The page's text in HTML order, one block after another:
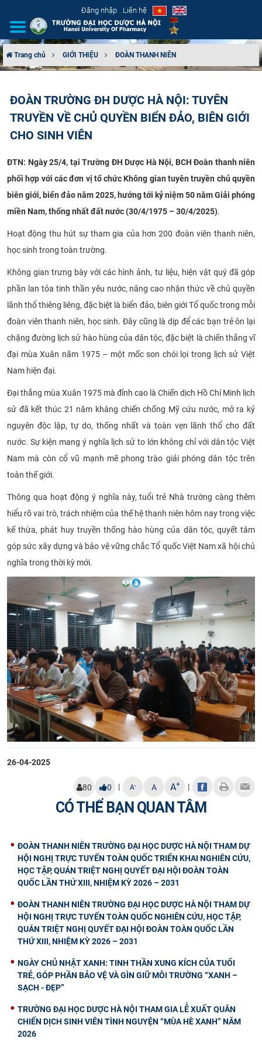
Đăng nhập Liên hệ
CƠ CẤU TỔ CHỨC
TUYỂN SINH
ĐÀO TẠO
ĐẢM BẢO CHẤT LƯỢNG
KHOA HỌC CÔNG NGHỆ
HTQT
CỰU NGƯỜI HỌC
Trang chủ GIỚI THIỆU ĐOÀN THANH NIÊN
ĐOÀN TRƯỜNG ĐH DƯỢC HÀ NỘI: TUYÊN
TRUYỀN VỀ CHỦ QUYỀN BIỂN ĐẢO, BIÊN GIỚI
CHO SINH VIÊN
ĐTN: Ngày 25/4, tại Trường ĐH Dược Hà Nội, BCH Đoàn thanh niên
phối hợp với các đơn vị tổ chức Không gian tuyên truyền chủ quyền
biên giới, biển đảo năm 2025, hướng tới kỷ niệm 50 năm Giải phóng
miền Nam, thống nhất đất nước (30/4/1975 – 30/4/2025).
Hoạt động thu hút sự tham gia của hơn 200 đoàn viên thanh niên,
học sinh trong toàn trường.
Không gian trưng bày với các hình ảnh, tư liệu, hiện vật quý đã góp
phần lan tỏa tinh thần yêu nước, nâng cao nhận thức về chủ quyền
lãnh thổ thiêng liêng, đặc biệt là biển đảo, biên giới Tổ quốc trong mỗi
đoàn viên thanh niên, học sinh. Đây cũng là dịp để các bạn trẻ ôn lại
chặng đường lịch sử hào hùng của dân tộc, đặc biệt là chiến thắng vĩ
đại mùa Xuân năm 1975 – một mốc son chói lọi trong lịch sử Việt
Nam hiện đại.
Đại thắng mùa Xuân 1975 mà đỉnh cao là Chiến dịch Hồ Chí Minh lịch
sử đã kết thúc 21 năm kháng chiến chống Mỹ cứu nước, mở ra kỷ
nguyên độc lập, tự do, thống nhất và toàn vẹn lãnh thổ cho đất
nước. Sự kiện mang ý nghĩa lịch sử to lớn không chỉ với dân tộc Việt
Nam mà còn cổ vũ mạnh mẽ phong trào giải phóng dân tộc trên
toàn thế giới.
Thông qua hoạt động ý nghĩa này, tuổi trẻ Nhà trường càng thêm
hiểu rõ vai trò, trách nhiệm của thế hệ thanh niên hôm nay trong việc
kế thừa, phát huy truyền thống hào hùng của dân tộc, quyết tâm
góp sức xây dựng và bảo vệ vững chắc Tổ quốc Việt Nam xã hội chủ
nghĩa trong thời kỳ mới.
26-04-2025
80 0 | A- A A+ |
CÓ THỂ BẠN QUAN TÂM
ĐOÀN THANH NIÊN TRƯỜNG ĐẠI HỌC DƯỢC HÀ NỘI THAM DỰ
HỘI NGHỊ TRỰC TUYẾN TOÀN QUỐC TRIỂN KHAI NGHIÊN CỨU,
HỌC TẬP, QUÁN TRIỆT NGHỊ QUYẾT ĐẠI HỘI ĐOÀN TOÀN
QUỐC LẦN THỨ XIII, NHIỆM KỲ 2026 – 2031
ĐOÀN THANH NIÊN TRƯỜNG ĐẠI HỌC DƯỢC HÀ NỘI THAM DỰ
HỘI NGHỊ TRỰC TUYẾN TOÀN QUỐC NGHIÊN CỨU, HỌC TẬP,
QUÁN TRIỆT NGHỊ QUYẾT ĐẠI HỘI ĐOÀN TOÀN QUỐC LẦN
THỨ XIII, NHIỆM KỲ 2026 – 2031
NGÀY CHỦ NHẬT XANH: TINH THẦN XUNG KÍCH CỦA TUỔI
TRẺ, GÓP PHẦN BẢO VỆ VÀ GÌN GIỮ MÔI TRƯỜNG “XANH –
SẠCH - ĐẸP”
TRƯỜNG ĐẠI HỌC DƯỢC HÀ NỘI THAM GIA LỄ XUẤT QUÂN
CHIẾN DỊCH SINH VIÊN TÌNH NGUYỆN “MÙA HÈ XANH” NĂM
2026